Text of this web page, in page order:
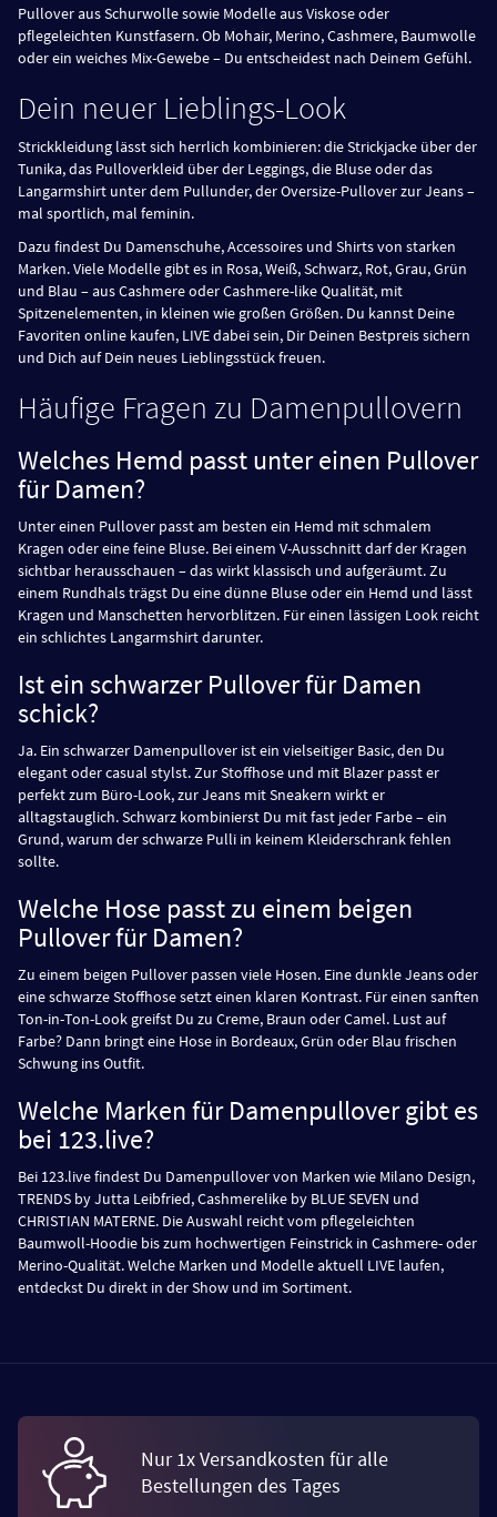
Pullover aus Schurwolle sowie Modelle aus Viskose oder
pflegeleichten Kunstfasern. Ob Mohair, Merino, Cashmere, Baumwolle
oder ein weiches Mix-Gewebe – Du entscheidest nach Deinem Gefühl.
Dein neuer Lieblings-Look
Strickkleidung lässt sich herrlich kombinieren: die Strickjacke über der
Tunika, das Pulloverkleid über der Leggings, die Bluse oder das
Langarmshirt unter dem Pullunder, der Oversize-Pullover zur Jeans –
mal sportlich, mal feminin.
Dazu findest Du Damenschuhe, Accessoires und Shirts von starken
Marken. Viele Modelle gibt es in Rosa, Weiß, Schwarz, Rot, Grau, Grün
und Blau – aus Cashmere oder Cashmere-like Qualität, mit
Spitzenelementen, in kleinen wie großen Größen. Du kannst Deine
Favoriten online kaufen, LIVE dabei sein, Dir Deinen Bestpreis sichern
und Dich auf Dein neues Lieblingsstück freuen.
Häufige Fragen zu Damenpullovern
Welches Hemd passt unter einen Pullover
für Damen?
Unter einen Pullover passt am besten ein Hemd mit schmalem
Kragen oder eine feine Bluse. Bei einem V-Ausschnitt darf der Kragen
sichtbar herausschauen – das wirkt klassisch und aufgeräumt. Zu
einem Rundhals trägst Du eine dünne Bluse oder ein Hemd und lässt
Kragen und Manschetten hervorblitzen. Für einen lässigen Look reicht
ein schlichtes Langarmshirt darunter.
Ist ein schwarzer Pullover für Damen
schick?
Ja. Ein schwarzer Damenpullover ist ein vielseitiger Basic, den Du
elegant oder casual stylst. Zur Stoffhose und mit Blazer passt er
perfekt zum Büro-Look, zur Jeans mit Sneakern wirkt er
alltagstauglich. Schwarz kombinierst Du mit fast jeder Farbe – ein
Grund, warum der schwarze Pulli in keinem Kleiderschrank fehlen
sollte.
Welche Hose passt zu einem beigen
Pullover für Damen?
Zu einem beigen Pullover passen viele Hosen. Eine dunkle Jeans oder
eine schwarze Stoffhose setzt einen klaren Kontrast. Für einen sanften
Ton-in-Ton-Look greifst Du zu Creme, Braun oder Camel. Lust auf
Farbe? Dann bringt eine Hose in Bordeaux, Grün oder Blau frischen
Schwung ins Outfit.
Welche Marken für Damenpullover gibt es
bei 123.live?
Bei 123.live findest Du Damenpullover von Marken wie Milano Design,
TRENDS by Jutta Leibfried, Cashmerelike by BLUE SEVEN und
CHRISTIAN MATERNE. Die Auswahl reicht vom pflegeleichten
Baumwoll-Hoodie bis zum hochwertigen Feinstrick in Cashmere- oder
Merino-Qualität. Welche Marken und Modelle aktuell LIVE laufen,
entdeckst Du direkt in der Show und im Sortiment.
Nur 1x Versandkosten für alle
Bestellungen des Tages